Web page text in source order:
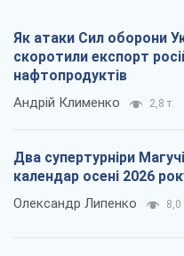
Як атаки Сил оборони
скоротили експорт
нафтопродуктів
Андрій Клименко 2,8 т.
Два супертурніри
календар осені 2026
Олександр Липенко 8,0